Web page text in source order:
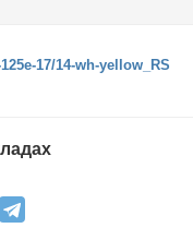
17/14-wh-yellow_RS